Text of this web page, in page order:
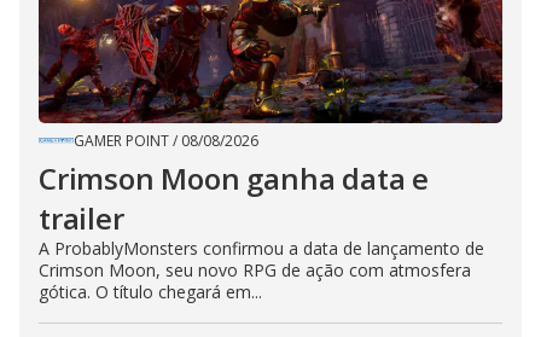
GAMER POINT/ 08/08/2026
Crimson Moon ganha data e
trailer
A ProbablyMonsters confirmou a data de lançamento de
Crimson Moon, seu novo RPG de ação com atmosfera
gótica. O título chegará em...